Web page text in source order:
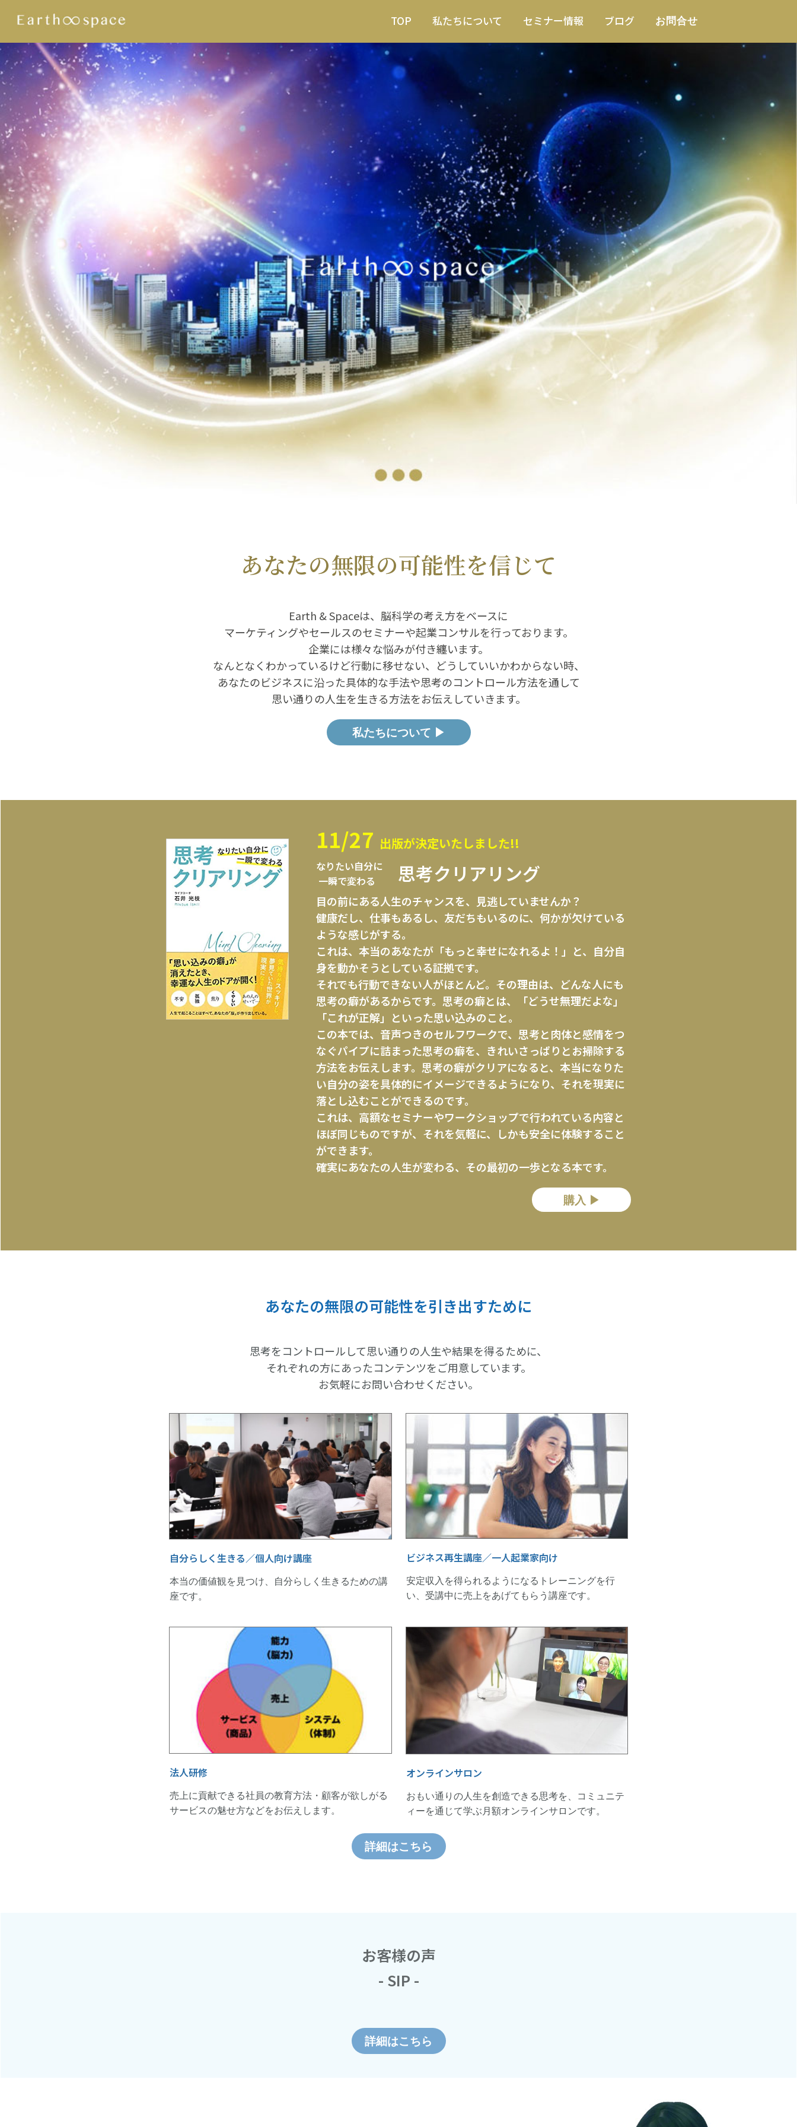
TOP 私たちについて セミナー情報 ブログ お問合せ
あなたの無限の可能性を信じて
Earth & Spaceは、脳科学の考え方をベースに
マーケティングやセールスのセミナーや起業コンサルを行っております。
企業には様々な悩みが付き纏います。
なんとなくわかっているけど行動に移せない、どうしていいかわからない時、
あなたのビジネスに沿った具体的な手法や思考のコントロール方法を通して
思い通りの人生を生きる方法をお伝えしていきます。
私たちについて ▶︎
11/27 出版が決定いたしました!!
なりたい自分に
一瞬で変わる
思考クリアリング
目の前にある人生のチャンスを、見逃していませんか？
健康だし、仕事もあるし、友だちもいるのに、何かが欠けている
ような感じがする。
これは、本当のあなたが「もっと幸せになれるよ！」と、自分自
身を動かそうとしている証拠です。
それでも行動できない人がほとんど。その理由は、どんな人にも
思考の癖があるからです。思考の癖とは、「どうせ無理だよな」
「これが正解」といった思い込みのこと。
この本では、音声つきのセルフワークで、思考と肉体と感情をつ
なぐパイプに詰まった思考の癖を、きれいさっぱりとお掃除する
方法をお伝えします。思考の癖がクリアになると、本当になりた
い自分の姿を具体的にイメージできるようになり、それを現実に
落とし込むことができるのです。
これは、高額なセミナーやワークショップで行われている内容と
ほぼ同じものですが、それを気軽に、しかも安全に体験すること
ができます。
確実にあなたの人生が変わる、その最初の一歩となる本です。
購入 ▶︎
あなたの無限の可能性を引き出すために
思考をコントロールして思い通りの人生や結果を得るために、
それぞれの方にあったコンテンツをご用意しています。
お気軽にお問い合わせください。
自分らしく生きる／個人向け講座
本当の価値観を見つけ、自分らしく生きるための講
座です。
ビジネス再生講座／一人起業家向け
安定収入を得られるようになるトレーニングを行
い、受講中に売上をあげてもらう講座です。
法人研修
売上に貢献できる社員の教育方法・顧客が欲しがる
サービスの魅せ方などをお伝えします。
オンラインサロン
おもい通りの人生を創造できる思考を、コミュニテ
ィーを通じて学ぶ月額オンラインサロンです。
詳細はこちら
お客様の声
- SIP -
詳細はこちら